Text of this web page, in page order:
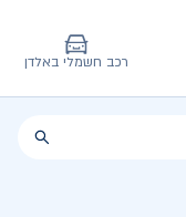
רכב חשמלי באלדן